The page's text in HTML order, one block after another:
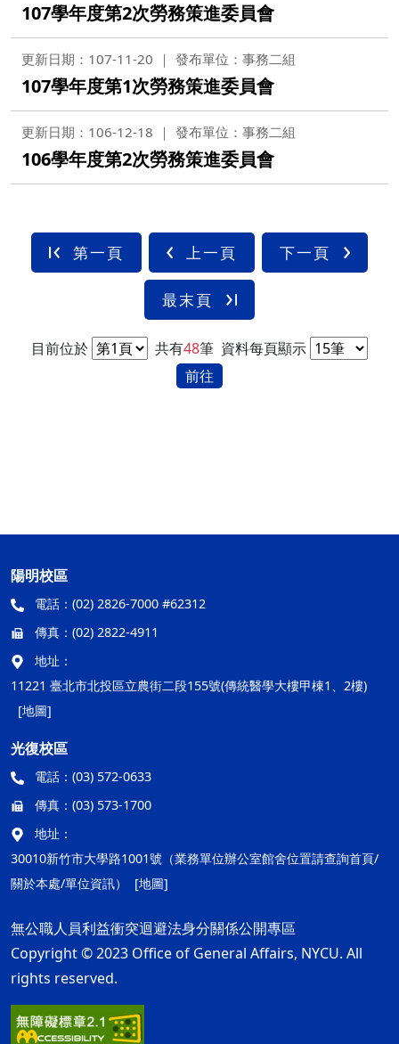
107學年度第2次勞務策進委員會
更新日期：107-11-20 發布單位：事務二組
107學年度第1次勞務策進委員會
更新日期：106-12-18 發布單位：事務二組
106學年度第2次勞務策進委員會
第一頁 上一頁 下一頁
最末頁
目前位於 共有48筆 資料每頁顯示
前往
陽明校區
電話： (02) 2826-7000 #62312
傳真： (02) 2822-4911
地址：
11221 臺北市北投區立農街二段155號(傳統醫學大樓甲棟1、2樓)
[地圖]
光復校區
電話： (03) 572-0633
傳真： (03) 573-1700
地址：
30010新竹市大學路1001號（業務單位辦公室館舍位置請查詢首頁/
關於本處/單位資訊）
[地圖]
無公職人員利益衝突迴避法身分關係公開專區
Copyright © 2023 Office of General Affairs, NYCU. All
rights reserved.